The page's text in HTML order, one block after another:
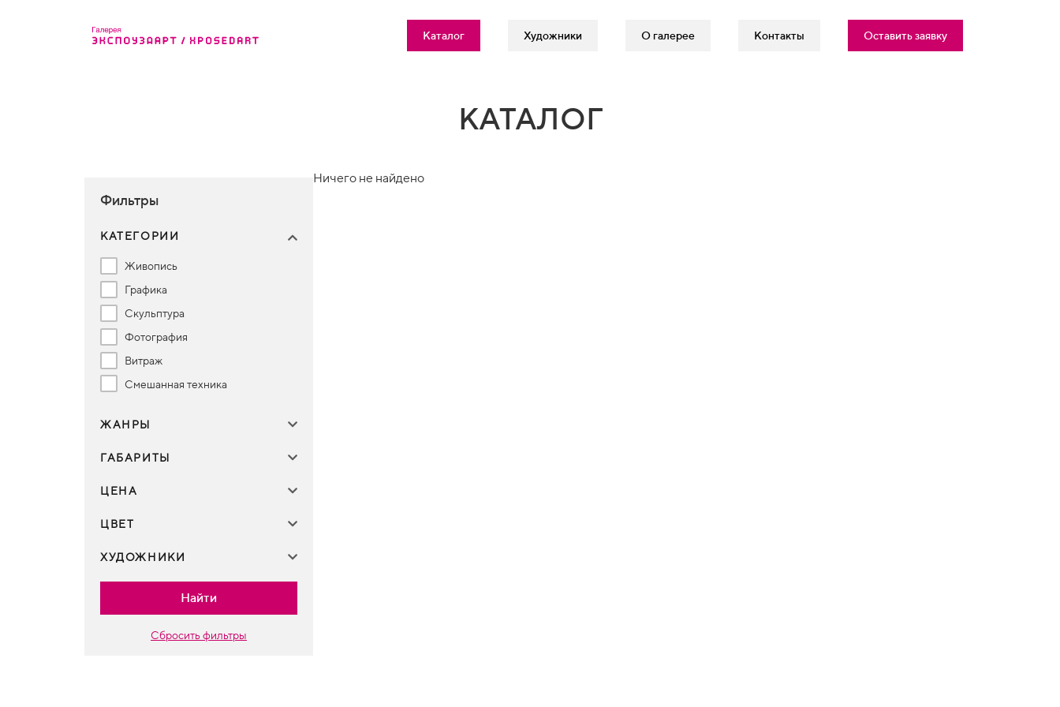
Каталог Художники О галерее Контакты Оставить заявку
КАТАЛОГ
Фильтры
КАТЕГОРИИ
Живопись
Графика
Скульптура
Фотография
Витраж
Смешанная техника
ЖАНРЫ
ГАБАРИТЫ
ЦЕНА
ЦВЕТ
ХУДОЖНИКИ
Найти
Сбросить фильтры
Ничего не найдено